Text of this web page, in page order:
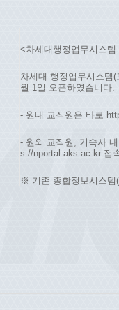
<차세대행정업무시스템
차세대 행정업무시스템
월 1일 오픈하였습니다.
- 원내 교직원은 바로
- 원외 교직원, 기숙사
s://nportal.aks.ac.kr 접
※ 기존 종합정보시스템